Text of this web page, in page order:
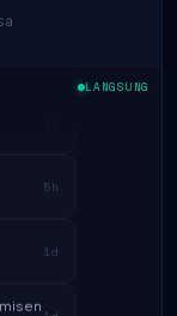
LANGSUNG